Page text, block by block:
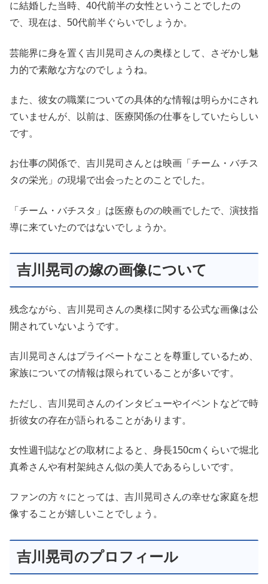
に結婚した当時、40代前半の女性ということでしたの
で、現在は、50代前半ぐらいでしょうか。
芸能界に身を置く吉川晃司さんの奥様として、さぞかし魅
力的で素敵な方なのでしょうね。
また、彼女の職業についての具体的な情報は明らかにされ
ていませんが、以前は、医療関係の仕事をしていたらしい
です。
お仕事の関係で、吉川晃司さんとは映画「チーム・バチス
タの栄光」の現場で出会ったとのことでした。
「チーム・バチスタ」は医療ものの映画でしたで、演技指
導に来ていたのではないでしょうか。
吉川晃司の嫁の画像について
残念ながら、吉川晃司さんの奥様に関する公式な画像は公
開されていないようです。
吉川晃司さんはプライベートなことを尊重しているため、
家族についての情報は限られていることが多いです。
ただし、吉川晃司さんのインタビューやイベントなどで時
折彼女の存在が語られることがあります。
女性週刊誌などの取材によると、身長150cmくらいで堀北
真希さんや有村架純さん似の美人であるらしいです。
ファンの方々にとっては、吉川晃司さんの幸せな家庭を想
像することが嬉しいことでしょう。
吉川晃司のプロフィール